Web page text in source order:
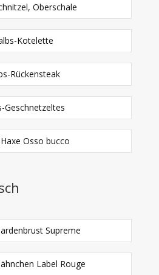
Oberschale
Kotelette
Rückensteak
Geschnetzeltes
Osso bucco
Supreme
Label Rouge